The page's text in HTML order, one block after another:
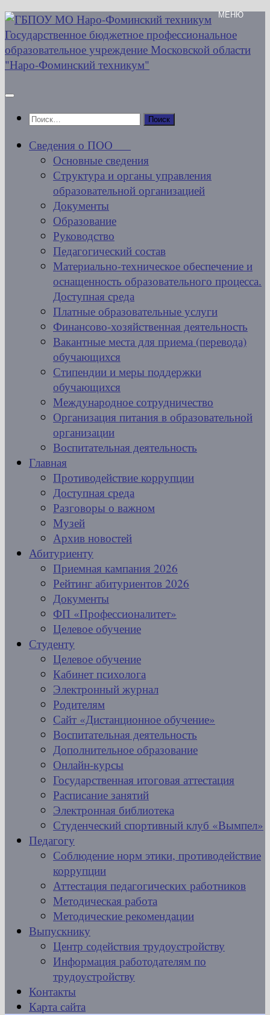
Перейти
к
содержимому
Найти:
Сведения о ПОО
Основные сведения
Структура и органы управления
образовательной организацией
Документы
Образование
Руководство
Педагогический состав
Материально-техническое обеспечение и
оснащенность образовательного процесса.
Доступная среда
Платные образовательные услуги
Финансово-хозяйственная деятельность
Вакантные места для приема (перевода)
обучающихся
Стипендии и меры поддержки
обучающихся
Международное сотрудничество
Организация питания в образовательной
организации
Воспитательная деятельность
Главная
Противодействие коррупции
Доступная среда
Разговоры о важном
Музей
Архив новостей
Абитуриенту
Приемная кампания 2026
Рейтинг абитуриентов 2026
Документы
ФП «Профессионалитет»
Целевое обучение
Студенту
Целевое обучение
Кабинет психолога
Электронный журнал
Родителям
Сайт «Дистанционное обучение»
Воспитательная деятельность
Дополнительное образование
Онлайн-курсы
Государственная итоговая аттестация
Расписание занятий
Электронная библиотека
Студенческий спортивный клуб «Вымпел»
Педагогу
Соблюдение норм этики, противодействие
коррупции
Аттестация педагогических работников
Методическая работа
Методические рекомендации
Выпускнику
Центр содействия трудоустройству
Информация работодателям по
трудоустройству
Контакты
Карта сайта